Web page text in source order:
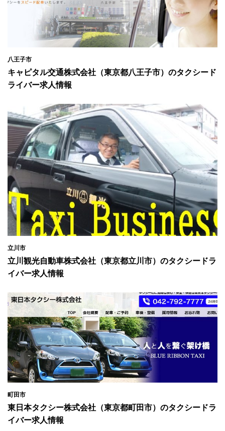
八王子市
キャピタル交通株式会社（東京都八王子市）のタクシード
ライバー求人情報
立川市
立川観光自動車株式会社（東京都立川市）のタクシードラ
イバー求人情報
町田市
東日本タクシー株式会社（東京都町田市）のタクシードラ
イバー求人情報